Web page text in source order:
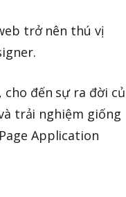
trở nên thú vị
đến sự ra đời
trải nghiệm giống
Application